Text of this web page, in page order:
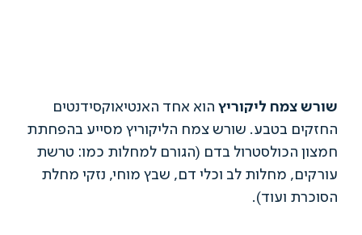
צמח ליקוריץ הוא אחד האנטיאוקסידנטים
בטבע. שורש צמח הליקוריץ מסייע בהפחתת
הכולסטרול בדם (הגורם למחלות כמו: טרשת
מחלות לב וכלי דם, שבץ מוחי, נזקי מחלת
ועוד).